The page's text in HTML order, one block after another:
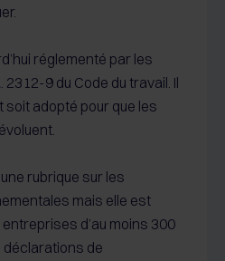
réglementé par les
2312-9 du Code du travail. Il
soit adopté pour que les
rubrique sur les
mais elle est
entreprises d’au moins 300
de